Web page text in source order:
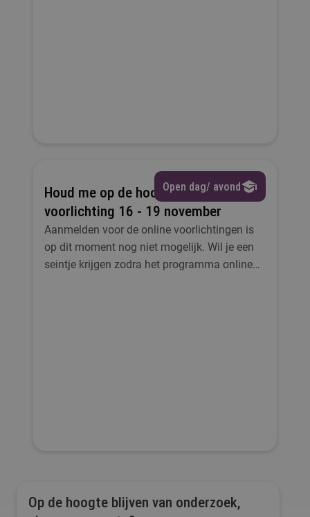
Open dag/ avond
Houd me op de hoogte: online
voorlichting 16 - 19 november
Aanmelden voor de online voorlichtingen is
op dit moment nog niet mogelijk. Wil je een
seintje krijgen zodra het programma online
Op de hoogte blijven van onderzoek,